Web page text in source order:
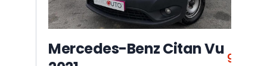
Mercedes-Benz Citan Vu 9 990